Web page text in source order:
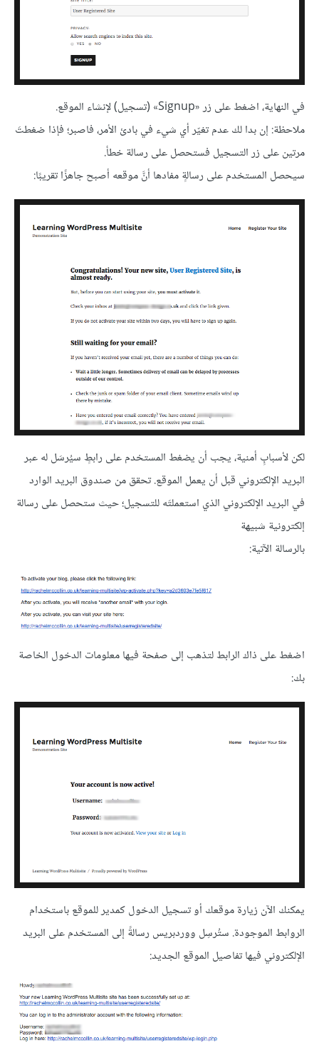
في النهاية، اضغط على زر «Signup» (تسجيل) لإنشاء الموقع.
ملاحظة: إن بدا لك عدم تغيّر أي شيء في بادئ الأمر، فاصبر؛ فإذا ضغطتَ
مرتين على زر التسجيل فستحصل على رسالة خطأ.
سيحصل المستخدم على رسالةٍ مفادها أنَّ موقعه أصبح جاهزًا تقريبًا:
لكن لأسبابٍ أمنية، يجب أن يضغط المستخدم على رابطٍ سيُرسَل له عبر
البريد الإلكتروني قبل أن يعمل الموقع. تحقق من صندوق البريد الوارد
في البريد الإلكتروني الذي استعملتَه للتسجيل؛ حيث ستحصل على رسالة
إلكترونية شبيهة
بالرسالة الآتية:
اضغط على ذاك الرابط لتذهب إلى صفحة فيها معلومات الدخول الخاصة
بك:
يمكنك الآن زيارة موقعك أو تسجيل الدخول كمدير للموقع باستخدام
الروابط الموجودة. ستُرسِل ووردبريس رسالةً إلى المستخدم على البريد
الإلكتروني فيها تفاصيل الموقع الجديد: